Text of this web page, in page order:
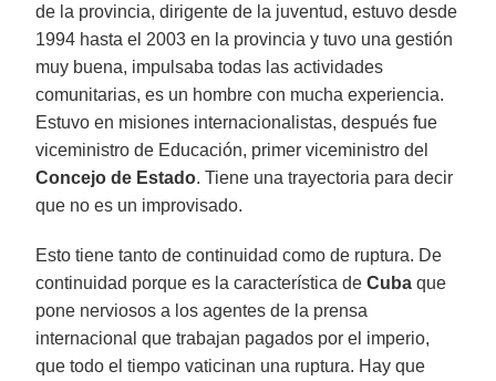
de la provincia, dirigente de la juventud, estuvo desde
1994 hasta el 2003 en la provincia y tuvo una gestión
muy buena, impulsaba todas las actividades
comunitarias, es un hombre con mucha experiencia.
Estuvo en misiones internacionalistas, después fue
viceministro de Educación, primer viceministro del
Concejo de Estado. Tiene una trayectoria para decir
que no es un improvisado.
Esto tiene tanto de continuidad como de ruptura. De
continuidad porque es la característica deCuba que
pone nerviosos a los agentes de la prensa
internacional que trabajan pagados por el imperio,
que todo el tiempo vaticinan una ruptura. Hay que